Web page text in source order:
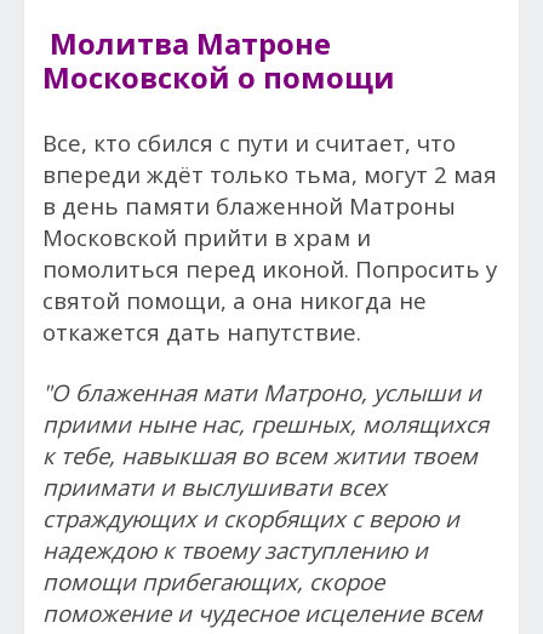
Молитва Матроне
Московской о помощи
Все, кто сбился с пути и считает, что
впереди ждёт только тьма, могут 2 мая
в день памяти блаженной Матроны
Московской прийти в храм и
помолиться перед иконой. Попросить у
святой помощи, а она никогда не
откажется дать напутствие.
"О блаженная мати Матроно, услыши и
приими ныне нас, грешных, молящихся
к тебе, навыкшая во всем житии твоем
приимати и выслушивати всех
страждующих и скорбящих с верою и
надеждою к твоему заступлению и
помощи прибегающих, скорое
поможение и чудесное исцеление всем